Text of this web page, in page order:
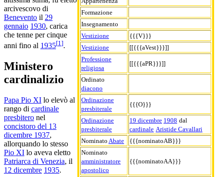
Formazione
Insegnamento
Vestizione
{{{V}}}
Vestizione
[[{{{aVest}}}]]
Professione
religiosa
[[{{{aPR}}}]]
Ordinato
diacono
Ordinazione
presbiterale
{{{O}}}
Ordinazione
presbiterale
19 dicembre 1908 dal
cardinale Aristide Cavallari
Nominato Abate
{{{nominatoAB}}}
Nominato
amministratore
apostolico
{{{nominatoAA}}}
arcivescovo di
Benevento il 29
gennaio 1930, carica
che tenne per cinque
anni fino al 1935[1].
Ministero
cardinalizio
Papa Pio XI lo elevò al
rango di cardinale
presbitero nel
concistoro del 13
dicembre 1937,
allorquando lo stesso
Pio XI lo aveva eletto
Patriarca di Venezia, il
12 dicembre 1935.